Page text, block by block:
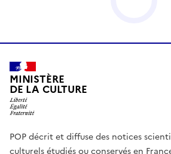
MINISTÈRE
DE LA CULTURE
POP décrit et diffuse des notices
culturels étudiés ou conservés en